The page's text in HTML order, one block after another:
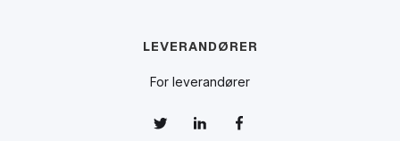
LEVERANDØRER
For leverandører